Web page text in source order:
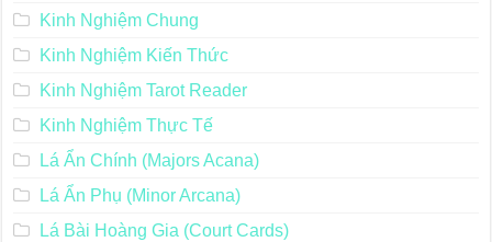
Kinh Nghiệm Chung
Kinh Nghiệm Kiến Thức
Kinh Nghiệm Tarot Reader
Kinh Nghiệm Thực Tế
Lá Ẩn Chính (Majors Acana)
Lá Ẩn Phụ (Minor Arcana)
Lá Bài Hoàng Gia (Court Cards)